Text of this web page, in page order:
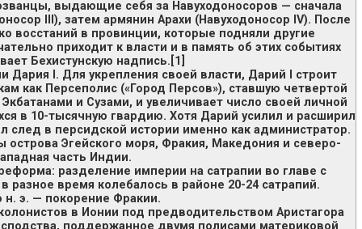
выдающие себя за Навуходоносоров — сначала
III), затем армянин Арахи (Навуходоносор IV). После
восстаний в провинции, которые подняли другие
приходит к власти и в память об этих событиях
Бехистунскую надпись.[1]
Дария I. Для укрепления своей власти, Дарий I строит
как Персеполис («Город Персов»), ставшую четвертой
и Сузами, и увеличивает число своей личной
в 10-тысячную гвардию. Хотя Дарий усилил и расширил
след в персидской истории именно как администратор.
острова Эгейского моря, Фракия, Македония и северо-
часть Индии.
разделение империи на сатрапии во главе с
разное время колебалось в районе 20-24 сатрапий.
н. э. — покорение Фракии.
в Ионии под предводительством Аристагора